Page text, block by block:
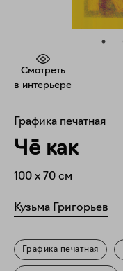
Смотреть
в интерьере
Графика печатная
Чё как
100 x 70 см
Кузьма Григорьев
Графика печатная